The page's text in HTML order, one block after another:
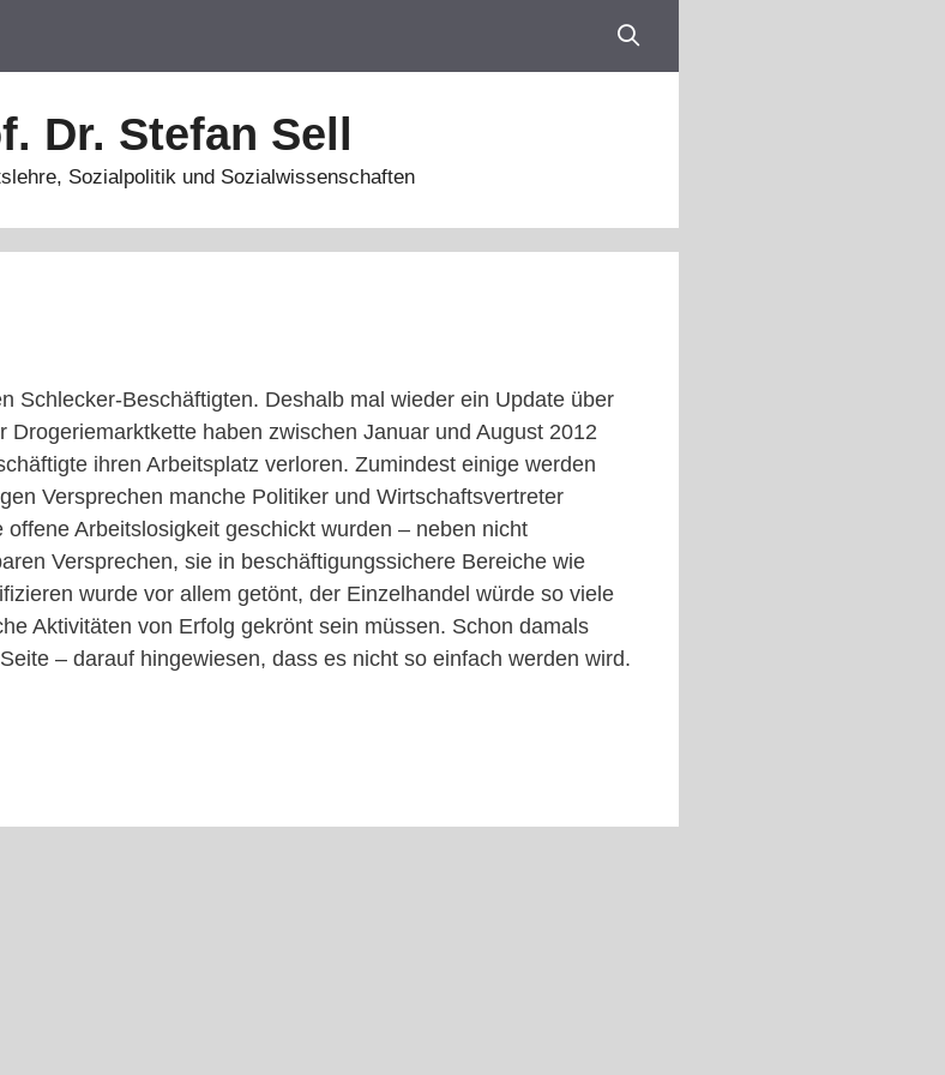
Dr. Stefan Sell
Sozialpolitik und Sozialwissenschaften
Schlecker-Beschäftigten. Deshalb mal wieder ein Update über
Drogeriemarktkette haben zwischen Januar und August 2012
ihren Arbeitsplatz verloren. Zumindest einige werden
Versprechen manche Politiker und Wirtschaftsvertreter
Arbeitslosigkeit geschickt wurden – neben nicht
Versprechen, sie in beschäftigungssichere Bereiche wie
wurde vor allem getönt, der Einzelhandel würde so viele
Aktivitäten von Erfolg gekrönt sein müssen. Schon damals
– darauf hingewiesen, dass es nicht so einfach werden wird.